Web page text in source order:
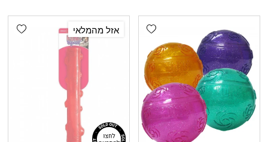
Add wishlistאזל מהמלאי